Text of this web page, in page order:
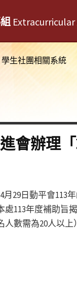
學生社團相關系統
會辦理
29日動平會113年
113年度補助旨
數需為20人以